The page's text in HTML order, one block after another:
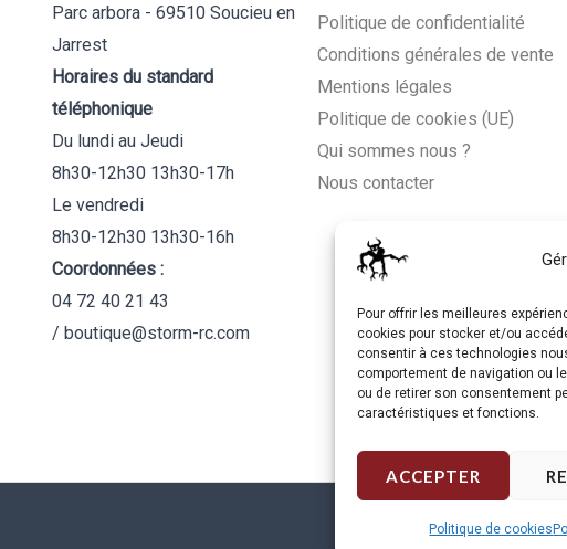
Pour offrir les meilleures
cookies pour stocker et/ou
consentir à ces technologies
comportement de navigation ou
ou de retirer son consentement
caractéristiques et fonctions.
ACCEPTER
Politique de cookies
Parc arbora - 69510 Soucieu en
Jarrest
Horaires du standard
téléphonique
Du lundi au Jeudi
8h30-12h30 13h30-17h
Le vendredi
8h30-12h30 13h30-16h
Coordonnées :
04 72 40 21 43
/ boutique@storm-rc.com
Politique de confidentialité
Conditions générales de vente
Mentions légales
Politique de cookies (UE)
Qui sommes nous ?
Nous contacter